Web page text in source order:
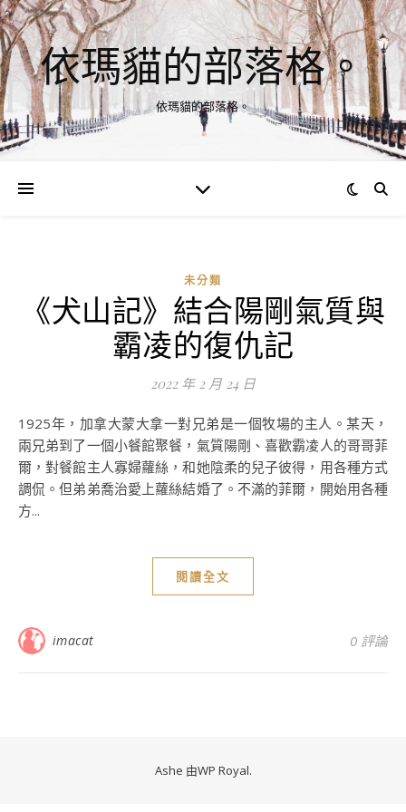
依瑪貓的部落格。
依瑪貓的部落格。
未分類
《犬山記》結合陽剛氣質與
霸凌的復仇記
2022 年 2 月 24 日
1925年，加拿大蒙大拿一對兄弟是一個牧場的主人。某天，
兩兄弟到了一個小餐館聚餐，氣質陽剛、喜歡霸凌人的哥哥菲
爾，對餐館主人寡婦蘿絲，和她陰柔的兒子彼得，用各種方式
調侃。但弟弟喬治愛上蘿絲結婚了。不滿的菲爾，開始用各種
方...
閱讀全文
imacat 0 評論
Ashe 由WP Royal.